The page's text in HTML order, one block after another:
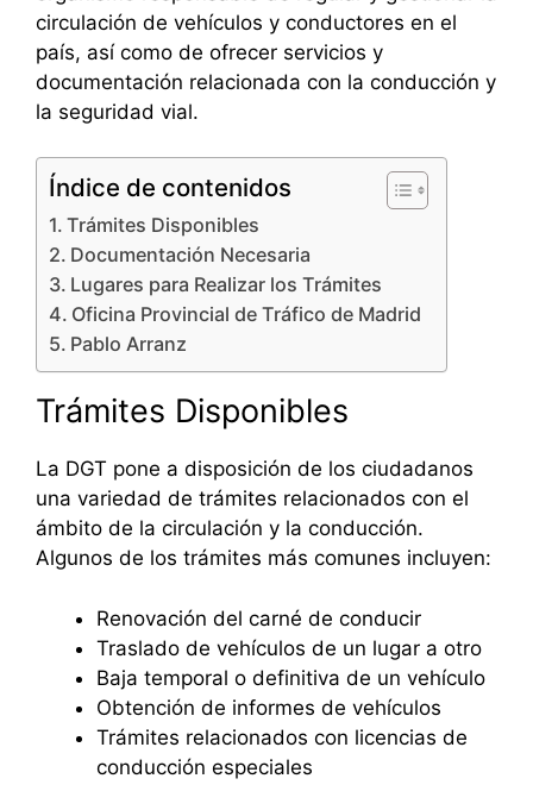
circulación de vehículos y conductores en el
país, así como de ofrecer servicios y
documentación relacionada con la conducción y
la seguridad vial.
Índice de contenidos
Trámites Disponibles
Documentación Necesaria
Lugares para Realizar los Trámites
Oficina Provincial de Tráfico de Madrid
Pablo Arranz
Trámites Disponibles
La DGT pone a disposición de los ciudadanos
una variedad de trámites relacionados con el
ámbito de la circulación y la conducción.
Algunos de los trámites más comunes incluyen:
Renovación del carné de conducir
Traslado de vehículos de un lugar a otro
Baja temporal o definitiva de un vehículo
Obtención de informes de vehículos
Trámites relacionados con licencias de
conducción especiales